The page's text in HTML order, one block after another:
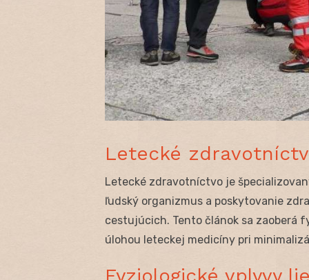
Letecké
Letecké zdravotníctvo je
ľudský organizmus a poskytovanie
cestujúcich. Tento článok sa zaoberá
úlohou leteckej medicíny pri